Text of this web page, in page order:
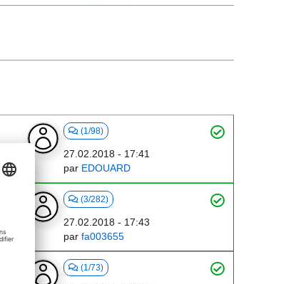
(1/98)
27.02.2018 - 17:41
par EDOUARD
(3/282)
27.02.2018 - 17:43
par fa003655
(1/73)